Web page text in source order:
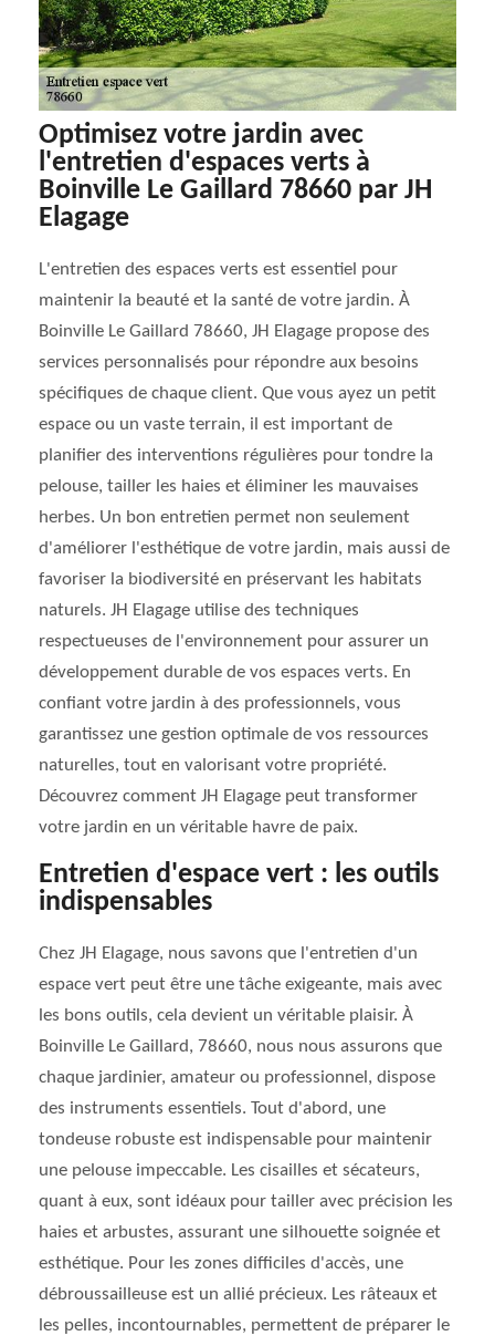
Optimisez votre jardin avec
l'entretien d'espaces verts à
Boinville Le Gaillard 78660 par JH
Elagage
L'entretien des espaces verts est essentiel pour
maintenir la beauté et la santé de votre jardin. À
Boinville Le Gaillard 78660, JH Elagage propose des
services personnalisés pour répondre aux besoins
spécifiques de chaque client. Que vous ayez un petit
espace ou un vaste terrain, il est important de
planifier des interventions régulières pour tondre la
pelouse, tailler les haies et éliminer les mauvaises
herbes. Un bon entretien permet non seulement
d'améliorer l'esthétique de votre jardin, mais aussi de
favoriser la biodiversité en préservant les habitats
naturels. JH Elagage utilise des techniques
respectueuses de l'environnement pour assurer un
développement durable de vos espaces verts. En
confiant votre jardin à des professionnels, vous
garantissez une gestion optimale de vos ressources
naturelles, tout en valorisant votre propriété.
Découvrez comment JH Elagage peut transformer
votre jardin en un véritable havre de paix.
Entretien d'espace vert : les outils
indispensables
Chez JH Elagage, nous savons que l'entretien d'un
espace vert peut être une tâche exigeante, mais avec
les bons outils, cela devient un véritable plaisir. À
Boinville Le Gaillard, 78660, nous nous assurons que
chaque jardinier, amateur ou professionnel, dispose
des instruments essentiels. Tout d'abord, une
tondeuse robuste est indispensable pour maintenir
une pelouse impeccable. Les cisailles et sécateurs,
quant à eux, sont idéaux pour tailler avec précision les
haies et arbustes, assurant une silhouette soignée et
esthétique. Pour les zones difficiles d'accès, une
débroussailleuse est un allié précieux. Les râteaux et
les pelles, incontournables, permettent de préparer le